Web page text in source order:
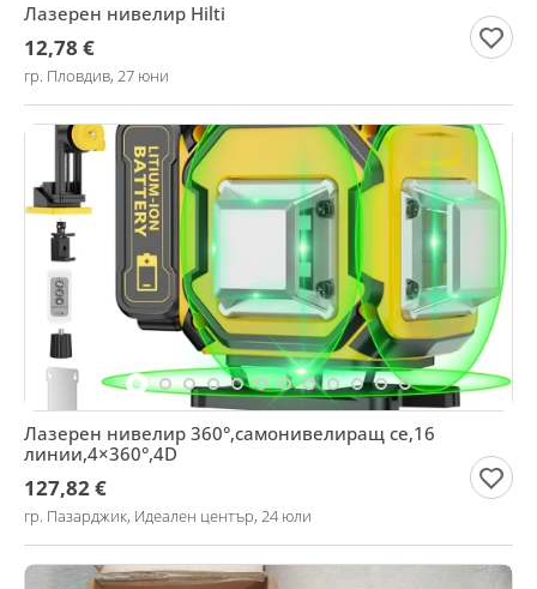
Лазерен нивелир Hilti
12,78 €
гр. Пловдив, 27 юни
Лазерен нивелир 360°,самонивелиращ се,16
линии,4×360°,4D
127,82 €
гр. Пазарджик, Идеален център, 24 юли